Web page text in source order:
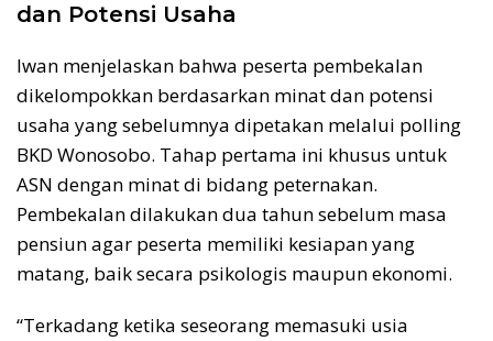
dan Potensi Usaha
Iwan menjelaskan bahwa peserta pembekalan
dikelompokkan berdasarkan minat dan potensi
usaha yang sebelumnya dipetakan melalui polling
BKD Wonosobo. Tahap pertama ini khusus untuk
ASN dengan minat di bidang peternakan.
Pembekalan dilakukan dua tahun sebelum masa
pensiun agar peserta memiliki kesiapan yang
matang, baik secara psikologis maupun ekonomi.
“Terkadang ketika seseorang memasuki usia